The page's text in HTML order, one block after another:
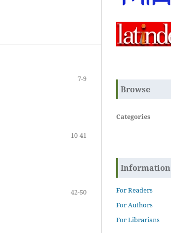
7-9
10-41
42-50
Browse
Categories
Information
For Readers
For Authors
For Librarians